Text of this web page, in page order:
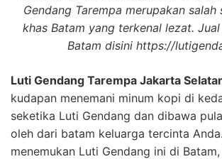
Gendang Tarempa merupakan salah
khas Batam yang terkenal lezat.
Batam disini https://
Luti Gendang Tarempa Jakarta
kudapan menemani minum kopi di
seketika Luti Gendang dan dibawa
oleh dari batam keluarga tercinta
menemukan Luti Gendang ini di